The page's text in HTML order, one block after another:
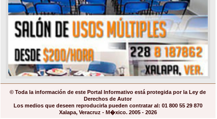
© Toda la información de este Portal Informativo está protegida por la Ley de
Derechos de Autor
Los medios que deseen reproducirla pueden contratar al: 01 800 55 29 870
Xalapa, Veracruz - M�xico. 2005 - 2026